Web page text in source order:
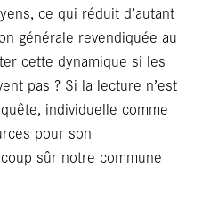
ce qui réduit d’autant
générale revendiquée au
cette dynamique si les
pas ? Si la lecture n’est
individuelle comme
pour son
sûr notre commune